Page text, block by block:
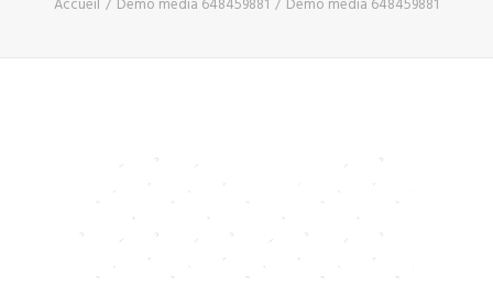
Accueil Demo media 648459881 Demo media 648459881